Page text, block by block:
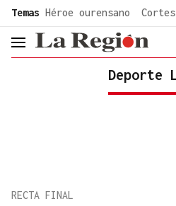
common.go-to-content
Temas Héroe ourensano
header.menu.open
Deporte
RECTA FINAL